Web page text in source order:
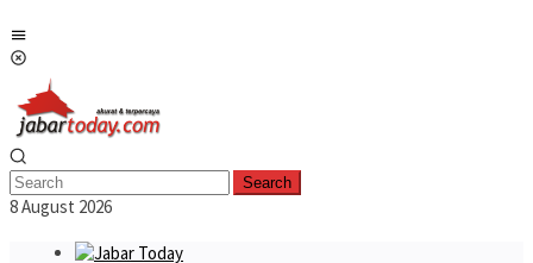
to
content
Search
8 August 2026